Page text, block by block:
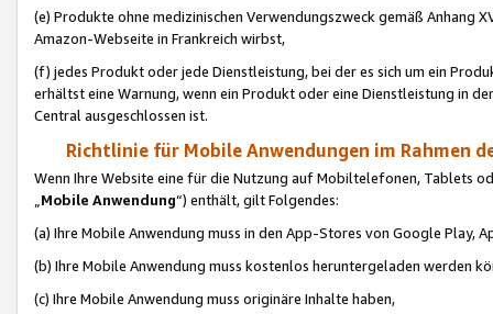
(e) Produkte ohne medizinischen Verwendungszweck gemäß Anhang
Amazon-Webseite in Frankreich wirbst,
(f) jedes Produkt oder jede Dienstleistung, bei der es sich um ein
erhältst eine Warnung, wenn ein Produkt oder eine Dienstleistung in
Central ausgeschlossen ist.
Richtlinie für Mobile Anwendungen im Rahmen
Wenn Ihre Website eine für die Nutzung auf Mobiltelefonen, Tablets
„Mobile Anwendung“) enthält, gilt Folgendes:
(a) Ihre Mobile Anwendung muss in den App-Stores von Google Play,
(b) Ihre Mobile Anwendung muss kostenlos heruntergeladen werden
(c) Ihre Mobile Anwendung muss originäre Inhalte haben,